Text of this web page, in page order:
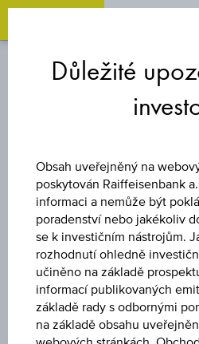
Quicklinks
HANG
CENA
Důležité
Obsah uveřejněný na
poskytován Raiffeisenbank
informaci a nemůže být
poradenství nebo jakékoliv
se k investičním nástrojům.
rozhodnutí ohledně
učiněno na základě
informací publikovaných
základě rady s odbornými
na základě obsahu